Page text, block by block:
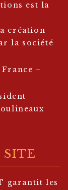
est la
création
la société
–
garantit les